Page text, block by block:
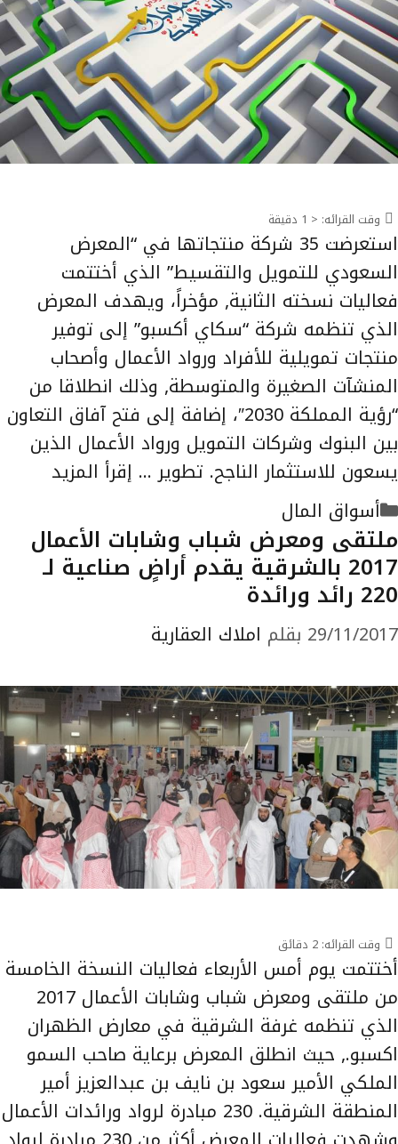
وقت القرائه: < 1 دقيقة
استعرضت 35 شركة منتجاتها في “المعرض
السعودي للتمويل والتقسيط” الذي أختتمت
فعاليات نسخته الثانية, مؤخراً، ويهدف المعرض
الذي تنظمه شركة “سكاي أكسبو” إلى توفير
منتجات تمويلية للأفراد ورواد الأعمال وأصحاب
المنشآت الصغيرة والمتوسطة, وذلك انطلاقا من
“رؤية المملكة 2030″، إضافة إلى فتح آفاق التعاون
بين البنوك وشركات التمويل ورواد الأعمال الذين
يسعون للاستثمار الناجح. تطوير … إقرأ المزيد
التصنيفات
أسواق المال
ملتقى ومعرض شباب وشابات الأعمال
2017 بالشرقية يقدم أراضٍ صناعية لـ
220 رائد ورائدة
29/11/2017 بقلم املاك العقارية
وقت القرائه: 2 دقائق
أختتمت يوم أمس الأربعاء فعاليات النسخة الخامسة
من ملتقى ومعرض شباب وشابات الأعمال 2017
الذي تنظمه غرفة الشرقية في معارض الظهران
اكسبو., حيث انطلق المعرض برعاية صاحب السمو
الملكي الأمير سعود بن نايف بن عبدالعزيز أمير
المنطقة الشرقية. 230 مبادرة لرواد ورائدات الأعمال